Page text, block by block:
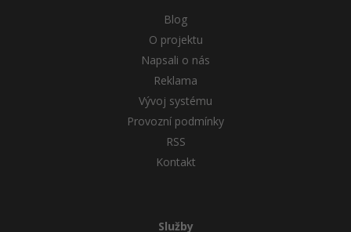
Blog
O projektu
Napsali o nás
Reklama
Vývoj systému
Provozní podmínky
RSS
Kontakt
Služby